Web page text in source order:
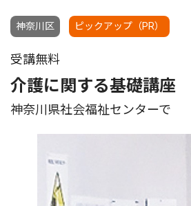
神奈川区 ピックアップ（PR）
受講無料
介護に関する基礎講座
神奈川県社会福祉センターで